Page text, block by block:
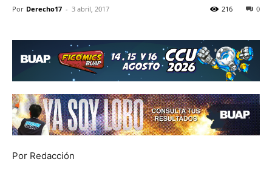
Por Derecho17 - 3 abril, 2017 0
216
Por Redacción